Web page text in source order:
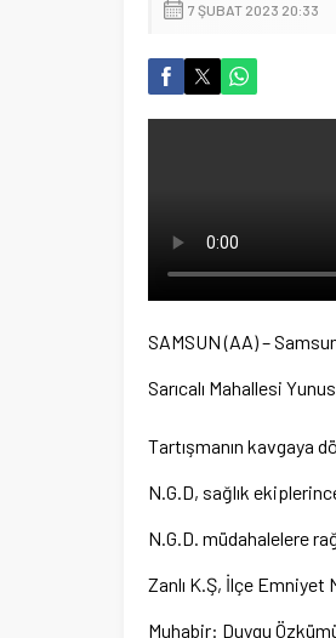
7 ŞUBAT 2023 20:33
SAMSUN (AA) –
Sarıcalı Mahallesi
Tartışmanın kavgaya
N.G.D, sağlık
N.G.D. müdahalelere
Zanlı K.Ş, İlçe Emniyet
Muhabir: Duygu